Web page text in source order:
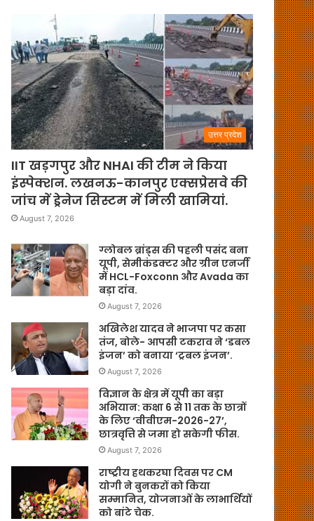
उत्तर प्रदेश
IIT खड़गपुर और NHAI की टीम ने किया
इंस्पेक्शन. लखनऊ-कानपुर एक्सप्रेसवे की
जांच में ड्रेनेज सिस्टम में मिली खामियां.
August 7, 2026
ग्लोबल ब्रांड्स की पहली पसंद बना
यूपी, सेमीकंडक्टर और ग्रीन एनर्जी
में HCL-Foxconn और Avada का
बड़ा दांव.
August 7, 2026
अखिलेश यादव ने भाजपा पर कसा
तंज, बोले- आपसी टकराव ने ‘डबल
इंजन’ को बनाया ‘ट्रबल इंजन’.
August 7, 2026
विज्ञान के क्षेत्र में यूपी का बड़ा
अभियान: कक्षा 6 से 11 तक के छात्रों
के लिए ‘वीवीएम-2026-27’,
छात्रवृत्ति से जमा हो सकेगी फीस.
August 7, 2026
राष्ट्रीय हथकरघा दिवस पर CM
योगी ने बुनकरों को किया
सम्मानित, योजनाओं के लाभार्थियों
को बांटे चेक.